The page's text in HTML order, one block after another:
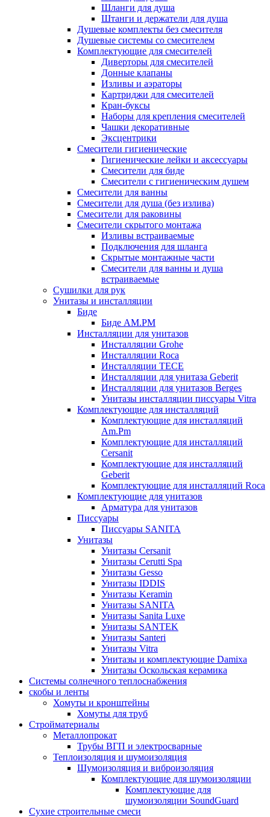
Шланги для душа
Штанги и держатели для душа
Душевые комплекты без смесителя
Душевые системы со смесителем
Комплектующие для смесителей
Диверторы для смесителей
Донные клапаны
Изливы и аэраторы
Картриджи для смесителей
Кран-буксы
Наборы для крепления смесителей
Чашки декоративные
Эксцентрики
Смесители гигиенические
Гигиенические лейки и аксессуары
Смесители для биде
Смесители с гигиеническим душем
Смесители для ванны
Смесители для душа (без излива)
Смесители для раковины
Смесители скрытого монтажа
Изливы встраиваемые
Подключения для шланга
Скрытые монтажные части
Смесители для ванны и душа
встраиваемые
Сушилки для рук
Унитазы и инсталляции
Биде
Биде AM.PM
Инсталляции для унитазов
Инсталляции Grohe
Инсталляции Roca
Инсталляции TECE
Инсталляции для унитаза Geberit
Инсталляции для унитазов Berges
Унитазы инсталляции писсуары Vitra
Комплектующие для инсталляций
Комплектующие для инсталляций
Am.Pm
Комплектующие для инсталляций
Cersanit
Комплектующие для инсталляций
Geberit
Комплектующие для инсталляций Roca
Комплектующие для унитазов
Арматура для унитазов
Писсуары
Писсуары SANITA
Унитазы
Унитазы Cersanit
Унитазы Cerutti Spa
Унитазы Gesso
Унитазы IDDIS
Унитазы Keramin
Унитазы SANITA
Унитазы Sanita Luxe
Унитазы SANTEK
Унитазы Santeri
Унитазы Vitra
Унитазы и комплектующие Damixa
Унитазы Оскольская керамика
Системы солнечного теплоснабжения
скобы и ленты
Хомуты и кронштейны
Хомуты для труб
Стройматериалы
Металлопрокат
Трубы ВГП и электросварные
Теплоизоляция и шумоизоляция
Шумоизоляция и виброизоляция
Комплектующие для шумоизоляции
Комплектующие для
шумоизоляции SoundGuard
Сухие строительные смеси